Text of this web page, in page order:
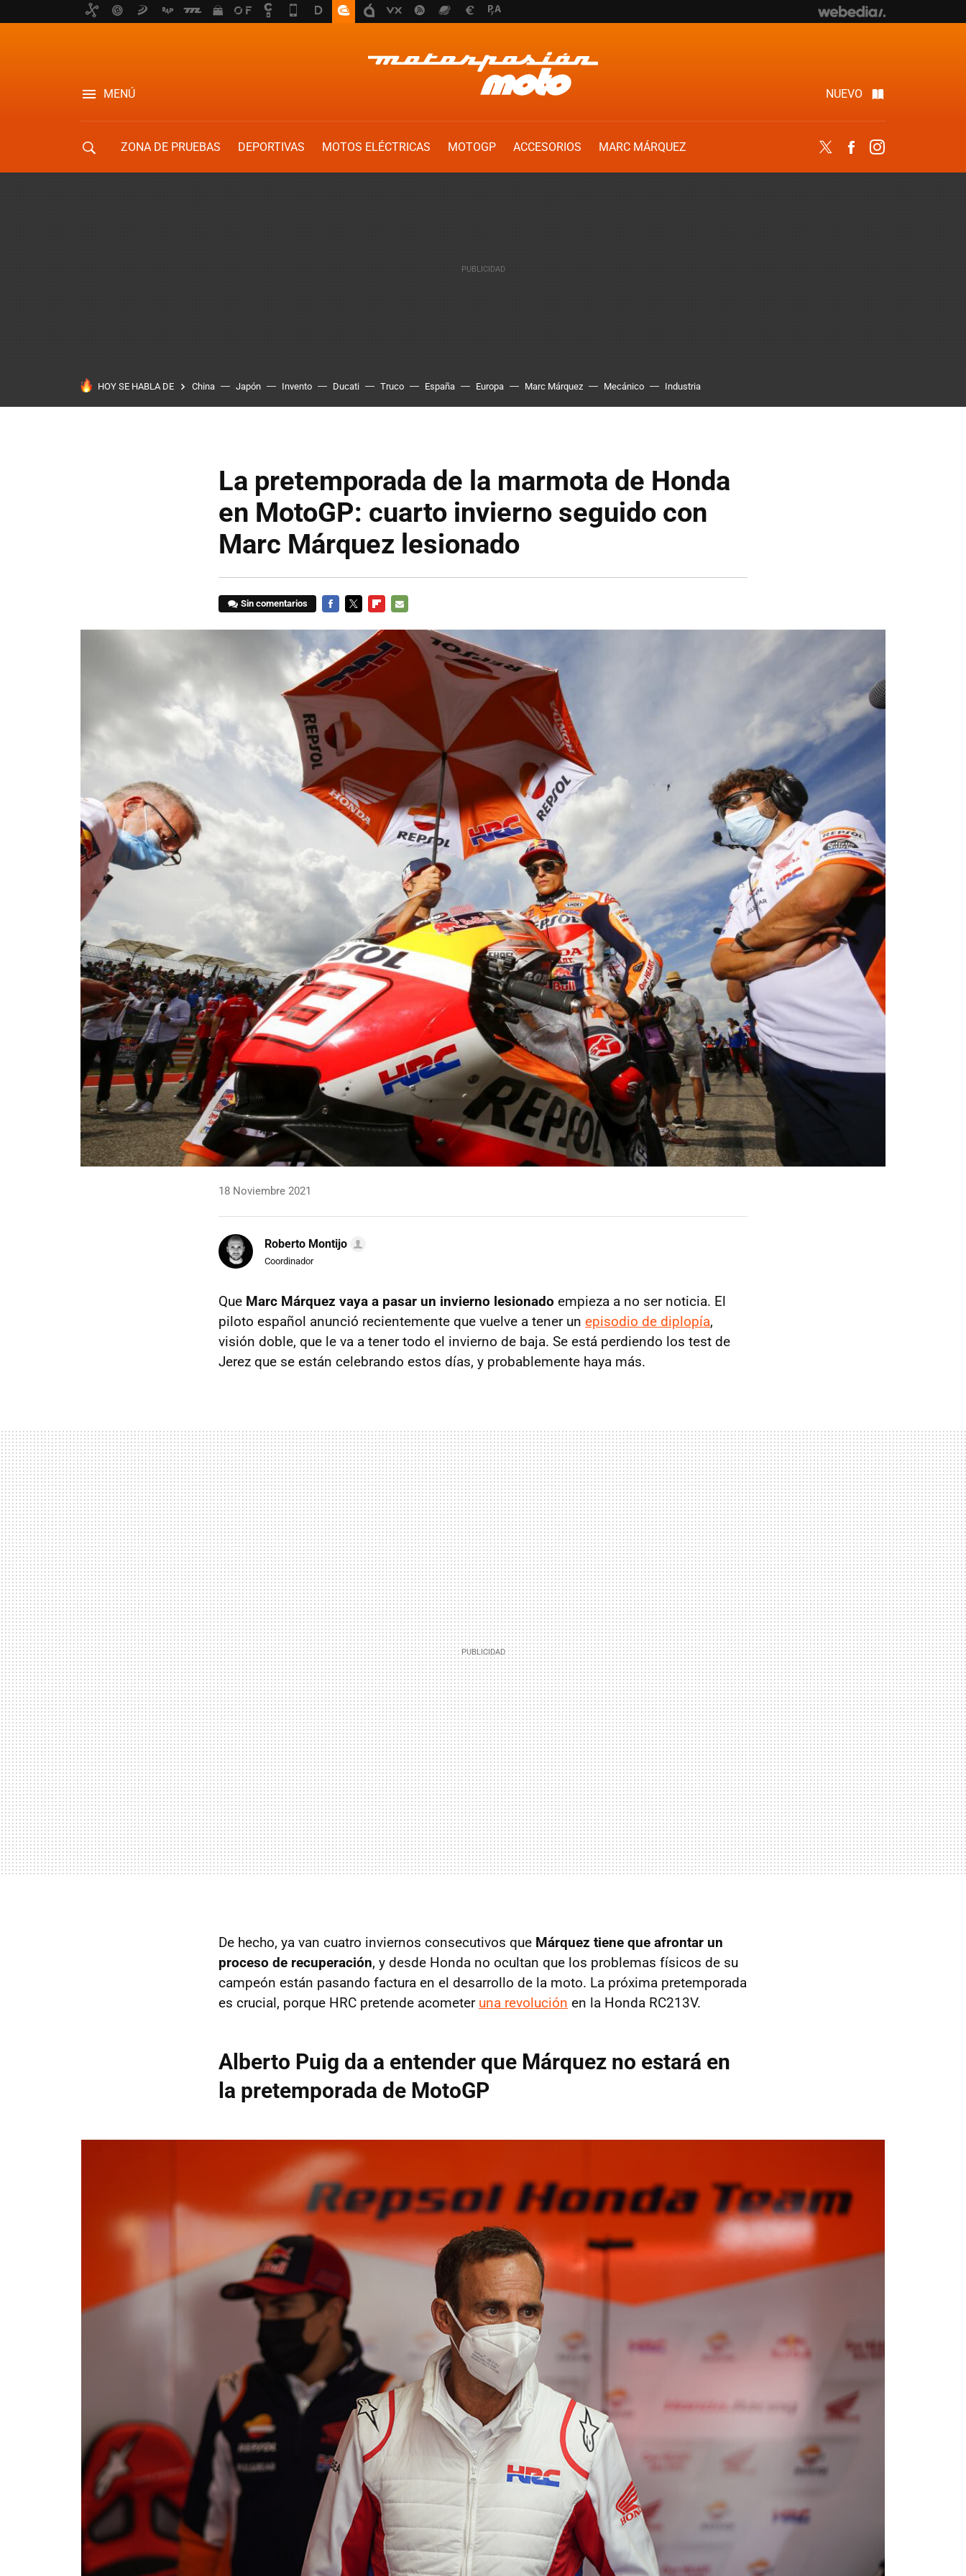
MENÚ NUEVO
ZONA DE PRUEBAS DEPORTIVAS MOTOS ELÉCTRICAS MOTOGP ACCESORIOS
MARC MÁRQUEZ
Twitter Facebook
HOY SE HABLA DE China Japón Invento Ducati Truco España Europa Marc Márquez Mecánico Industria
La pretemporada de la marmota de Honda
en MotoGP: cuarto invierno seguido con
Marc Márquez lesionado
Sin comentarios
MAIL
18 Noviembre 2021
Roberto Montijo
Coordinador
Que Marc Márquez vaya a pasar un invierno lesionado empieza a no ser noticia. El
piloto español anunció recientemente que vuelve a tener un episodio de diplopía,
visión doble, que le va a tener todo el invierno de baja. Se está perdiendo los test de
Jerez que se están celebrando estos días, y probablemente haya más.
De hecho, ya van cuatro inviernos consecutivos que Márquez tiene que afrontar un
proceso de recuperación, y desde Honda no ocultan que los problemas físicos de su
campeón están pasando factura en el desarrollo de la moto. La próxima pretemporada
es crucial, porque HRC pretende acometer una revolución en la Honda RC213V.
Alberto Puig da a entender que Márquez no estará en
la pretemporada de MotoGP